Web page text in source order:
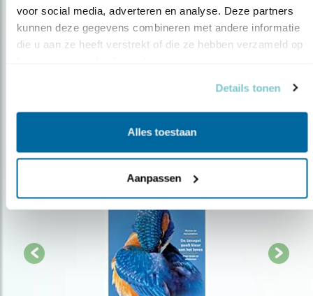
voor social media, adverteren en analyse. Deze partners
kunnen deze gegevens combineren met andere informatie
die u aan ze heeft verstrekt of die ze hebben verzameld op
Details tonen
Alles toestaan
Aanpassen
over vogels en activiteiten van Vogelbescherming.
AANMELDEN VOGELNIEUWS